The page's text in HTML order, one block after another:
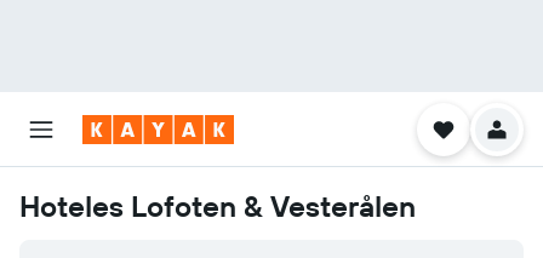
Hoteles Lofoten & Vesterålen